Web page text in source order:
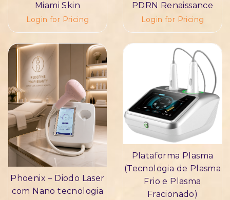
Miami Skin
Login for Pricing
PDRN Renaissance
Login for Pricing
Phoenix – Diodo Laser
com Nano tecnologia
Plataforma Plasma
(Tecnologia de Plasma
Frio e Plasma
Fracionado)